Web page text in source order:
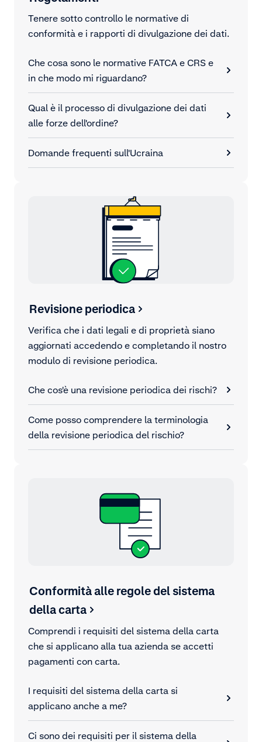
Tenere sotto controllo le normative di
conformità e i rapporti di divulgazione dei dati.
Che cosa sono le normative FATCA e CRS e
in che modo mi riguardano?
Qual è il processo di divulgazione dei dati
alle forze dell'ordine?
Domande frequenti sull'Ucraina
Revisione periodica
Verifica che i dati legali e di proprietà siano
aggiornati accedendo e completando il nostro
modulo di revisione periodica.
Che cos'è una revisione periodica dei rischi?
Come posso comprendere la terminologia
della revisione periodica del rischio?
Conformità alle regole del sistema
della carta
Comprendi i requisiti del sistema della carta
che si applicano alla tua azienda se accetti
pagamenti con carta.
I requisiti del sistema della carta si
applicano anche a me?
Ci sono dei requisiti per il sistema della